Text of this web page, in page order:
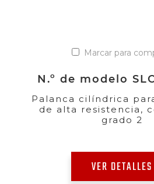
Marcar para
N.º de modelo
Palanca cilíndrica
de alta resistencia,
grado 2
VER DETALLES